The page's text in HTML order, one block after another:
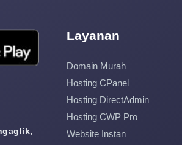
Layanan
Domain Murah
Hosting CPanel
Hosting DirectAdmin
Hosting CWP Pro
Website Instan